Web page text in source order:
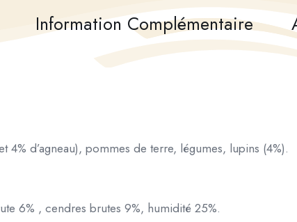
Information Complémentaire
d’agneau), pommes de terre, légumes, lupins (4%).
6% , cendres brutes 9%, humidité 25%.